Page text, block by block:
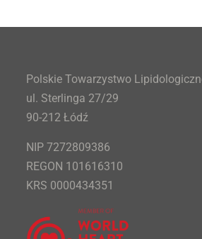
Polskie Towarzystwo
ul. Sterlinga 27/29
90-212 Łódź
NIP 7272809386
REGON 101616310
KRS 0000434351